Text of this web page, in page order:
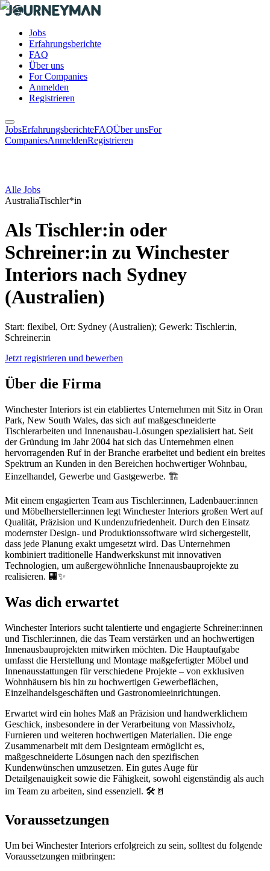
Jobs
Erfahrungsberichte
FAQ
Über uns
For Companies
Anmelden
Registrieren
JobsErfahrungsberichteFAQÜber unsFor
CompaniesAnmeldenRegistrieren
Alle Jobs
AustraliaTischler*in
Als Tischler:in oder
Schreiner:in zu Winchester
Interiors nach Sydney
(Australien)
Start: flexibel, Ort: Sydney (Australien); Gewerk: Tischler:in,
Schreiner:in
Jetzt registrieren und bewerben
Über die Firma
Winchester Interiors ist ein etabliertes Unternehmen mit Sitz in Oran
Park, New South Wales, das sich auf maßgeschneiderte
Tischlerarbeiten und Innenausbau-Lösungen spezialisiert hat. Seit
der Gründung im Jahr 2004 hat sich das Unternehmen einen
hervorragenden Ruf in der Branche erarbeitet und bedient ein breites
Spektrum an Kunden in den Bereichen hochwertiger Wohnbau,
Einzelhandel, Gewerbe und Gastgewerbe. 🏗️
Mit einem engagierten Team aus Tischler:innen, Ladenbauer:innen
und Möbelhersteller:innen legt Winchester Interiors großen Wert auf
Qualität, Präzision und Kundenzufriedenheit. Durch den Einsatz
modernster Design- und Produktionssoftware wird sichergestellt,
dass jede Planung exakt umgesetzt wird. Das Unternehmen
kombiniert traditionelle Handwerkskunst mit innovativen
Technologien, um außergewöhnliche Innenausbauprojekte zu
realisieren. 🏢✨
Was dich erwartet
Winchester Interiors sucht talentierte und engagierte Schreiner:innen
und Tischler:innen, die das Team verstärken und an hochwertigen
Innenausbauprojekten mitwirken möchten. Die Hauptaufgabe
umfasst die Herstellung und Montage maßgefertigter Möbel und
Innenausstattungen für verschiedene Projekte – von exklusiven
Wohnhäusern bis hin zu hochwertigen Gewerbeflächen,
Einzelhandelsgeschäften und Gastronomieeinrichtungen.
Erwartet wird ein hohes Maß an Präzision und handwerklichem
Geschick, insbesondere in der Verarbeitung von Massivholz,
Furnieren und weiteren hochwertigen Materialien. Die enge
Zusammenarbeit mit dem Designteam ermöglicht es,
maßgeschneiderte Lösungen nach den spezifischen
Kundenwünschen umzusetzen. Ein gutes Auge für
Detailgenauigkeit sowie die Fähigkeit, sowohl eigenständig als auch
im Team zu arbeiten, sind essenziell. 🛠️🚪
Voraussetzungen
Um bei Winchester Interiors erfolgreich zu sein, solltest du folgende
Voraussetzungen mitbringen: